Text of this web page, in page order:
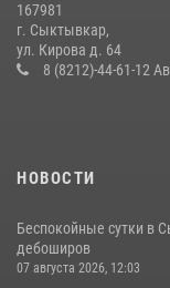
Временно
Росгвардии по
167981
г. Сыктывкар,
ул. Кирова д. 64
8 (8212)-44-61-12
НОВОСТИ
Беспокойные сутки в
дебоширов
07 августа 2026, 12:03